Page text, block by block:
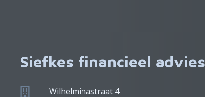
Siefkes financieel advies
Wilhelminastraat 4